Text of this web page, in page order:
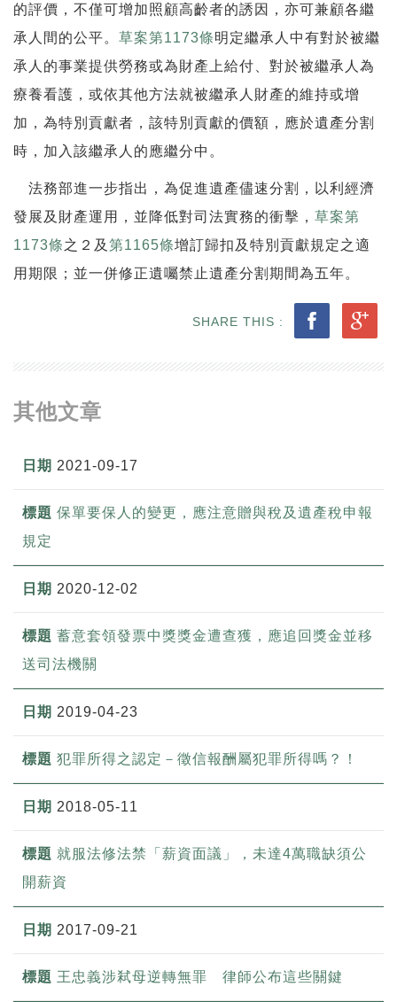
的評價，不僅可增加照顧高齡者的誘因，亦可兼顧各繼
承人間的公平。 草案第1173條明定繼承人中有對於被繼
承人的事業提供勞務或為財產上給付、對於被繼承人為
療養看護，或依其他方法就被繼承人財產的維持或增
加，為特別貢獻者，該特別貢獻的價額，應於遺產分割
時，加入該繼承人的應繼分中。
法務部進一步指出，為促進遺產儘速分割，以利經濟
發展及財產運用，並降低對司法實務的衝擊， 草案第
1173條之２及 第1165條增訂歸扣及特別貢獻規定之適
用期限；並一併修正遺囑禁止遺產分割期間為五年。
SHARE THIS :
其他文章
2021-09-17
保單要保人的變更，應注意贈與稅及遺產稅申報
規定
2020-12-02
蓄意套領發票中獎獎金遭查獲，應追回獎金並移
送司法機關
2019-04-23
犯罪所得之認定－徵信報酬屬犯罪所得嗎？！
2018-05-11
就服法修法禁「薪資面議」，未達4萬職缺須公
開薪資
2017-09-21
王忠義涉弒母逆轉無罪 律師公布這些關鍵